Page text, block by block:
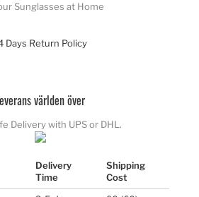
Sunglasses at Home
Days Return Policy
världen över
Delivery with UPS or DHL.
Delivery
Time
Shipping
Cost